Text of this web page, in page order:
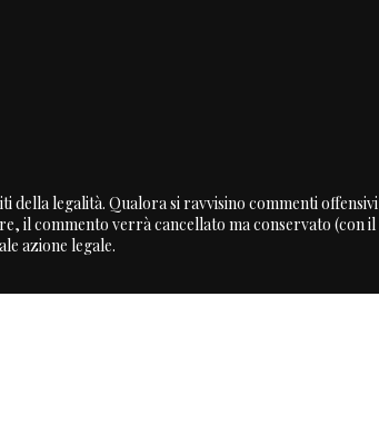
legalità. Qualora si ravvisino commenti offensivi
il commento verrà cancellato ma conservato (con il
azione legale.